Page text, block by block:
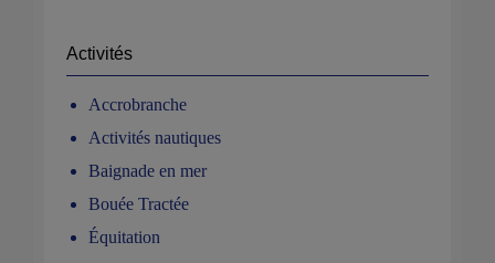
Activités
Accrobranche
Activités nautiques
Baignade en mer
Bouée Tractée
Équitation